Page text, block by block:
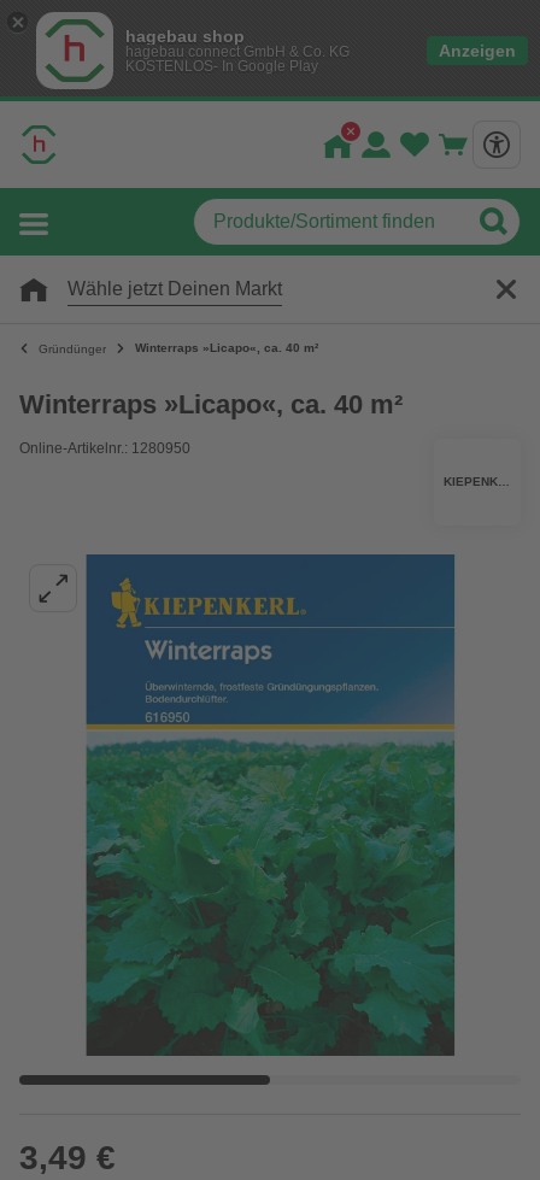
hagebau shop
hagebau connect GmbH & Co. KG
KOSTENLOS- In Google Play
Anzeigen
Wähle jetzt Deinen Markt
Gründünger Winterraps »Licapo«, ca. 40 m²
Winterraps »Licapo«, ca. 40 m²
Online-Artikelnr.: 1280950
3,49 €